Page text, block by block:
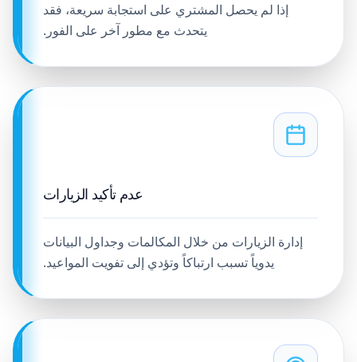
إذا لم يحصل المشتري على استجابة سريعة، فقد
يتحدث مع مطور آخر على الفور.
عدم تأكيد الزيارات
إدارة الزيارات من خلال المكالمات وجداول البيانات
يدوياً تسبب ارتباكاً وتؤدي إلى تفويت المواعيد.